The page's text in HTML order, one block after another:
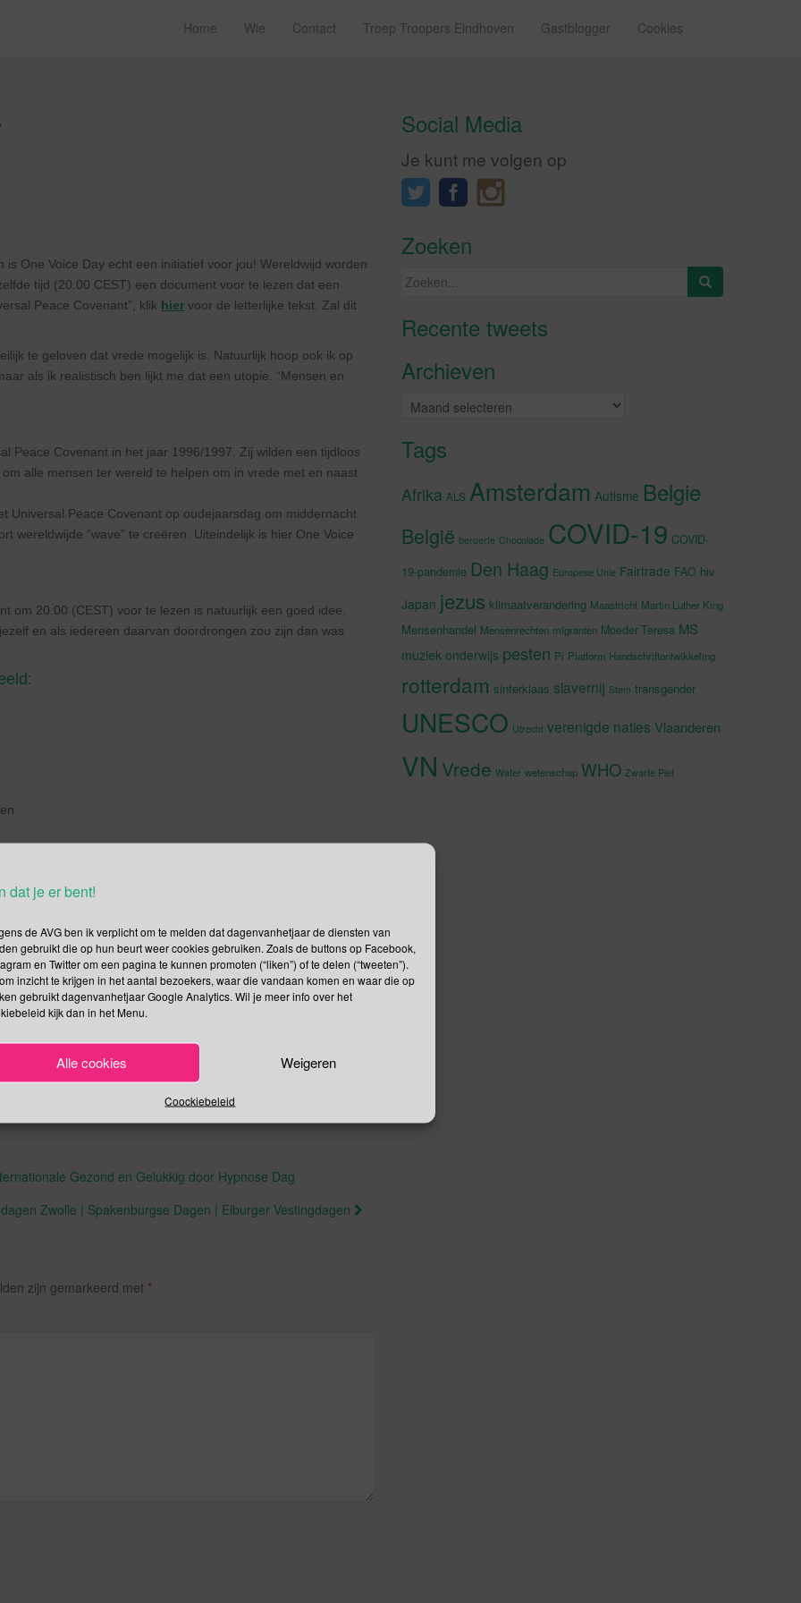
dat je er bent!
de AVG ben ik verplicht om te melden dat dagenvanhetjaar de diensten van
gebruikt die op hun beurt weer cookies gebruiken. Zoals de buttons op Facebook,
en Twitter om een pagina te kunnen promoten (“liken”) of te delen (“tweeten”).
inzicht te krijgen in het aantal bezoekers, waar die vandaan komen en waar die op
gebruikt dagenvanhetjaar Google Analytics. Wil je meer info over het
kijk dan in het Menu.
Alle cookies Weigeren
Coockiebeleid
Home Wie Contact Troep Troopers Eindhoven Gastblogger Cookies
One Voice Day echt een initiatief voor jou! Wereldwijd worden
tijd (20.00 CEST) een document voor te lezen dat een
Peace Covenant”, klik hier voor de letterlijke tekst. Zal dit
te geloven dat vrede mogelijk is. Natuurlijk hoop ook ik op
als ik realistisch ben lijkt me dat een utopie. “Mensen en
Peace Covenant in het jaar 1996/1997. Zij wilden een tijdloos
alle mensen ter wereld te helpen om in vrede met en naast
Universal Peace Covenant op oudejaarsdag om middernacht
wereldwijde “wave” te creëren. Uiteindelijk is hier One Voice
om 20.00 (CEST) voor te lezen is natuurlijk een goed idee.
en als iedereen daarvan doordrongen zou zijn dan was
is, je zult merken dat het aanstekelijk werkt.
Permalink.
Gezond en Gelukkig door Hypnose Dag
Zwolle | Spakenburgse Dagen | Elburger Vestingdagen
zijn gemarkeerd met *
Social Media
Je kunt me volgen op
Zoeken
Zoeken
Recente tweetsKlik om marketing cookies te
Archieven
Archieven
Tags
Afrika ALS Amsterdam Autisme Belgie
België beroerte Chocolade COVID-19 COVID-
19-pandemie Den Haag Europese Unie Fairtrade FAO hiv
Japan jezus klimaatverandering Maastricht Martin Luther King
Mensenhandel Mensenrechten migranten Moeder Teresa MS
muziek onderwijs pesten Pi Platform Handschriftontwikkeling
rotterdam sinterklaas slavernij Stem transgender
UNESCO Utrecht verenigde naties Vlaanderen
VN Vrede Water wetenschap WHO Zwarte Piet